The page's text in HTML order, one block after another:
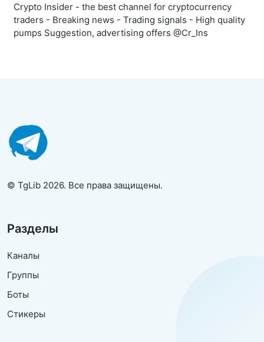
Crypto Insider - the best channel for cryptocurrency
traders - Breaking news - Trading signals - High quality
pumps Suggestion, advertising offers @Cr_Ins
© TgLib 2026. Все права защищены.
Разделы
Каналы
Группы
Боты
Стикеры